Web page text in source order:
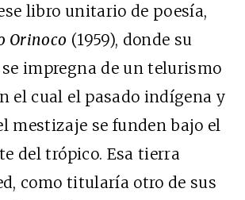
libro unitario de poesía,
Orinoco (1959), donde su
impregna de un telurismo
el cual el pasado indígena y
mestizaje se funden bajo el
del trópico. Esa tierra
como titularía otro de sus